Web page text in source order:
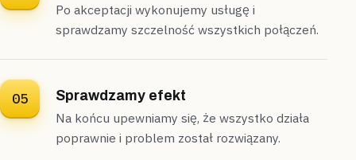
Po akceptacji wykonujemy usługę i
sprawdzamy szczelność wszystkich połączeń.
05
Sprawdzamy efekt
Na końcu upewniamy się, że wszystko działa
poprawnie i problem został rozwiązany.